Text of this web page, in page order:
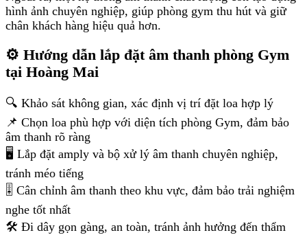
hình ảnh chuyên nghiệp, giúp phòng gym thu hút và giữ
chân khách hàng hiệu quả hơn.
⚙️ Hướng dẫn lắp đặt âm thanh phòng Gym
tại Hoàng Mai
🔍 Khảo sát không gian, xác định vị trí đặt loa hợp lý
📌 Chọn loa phù hợp với diện tích phòng Gym, đảm bảo
âm thanh rõ ràng
🖥️ Lắp đặt amply và bộ xử lý âm thanh chuyên nghiệp,
tránh méo tiếng
🎚️ Cân chỉnh âm thanh theo khu vực, đảm bảo trải nghiệm
nghe tốt nhất
🛠️ Đi dây gọn gàng, an toàn, tránh ảnh hưởng đến thẩm